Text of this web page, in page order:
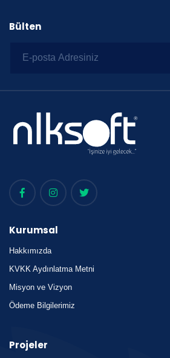
Bülten
Kurumsal
Hakkımızda
KVKK Aydınlatma Metni
Misyon ve Vizyon
Ödeme Bilgilerimiz
Projeler